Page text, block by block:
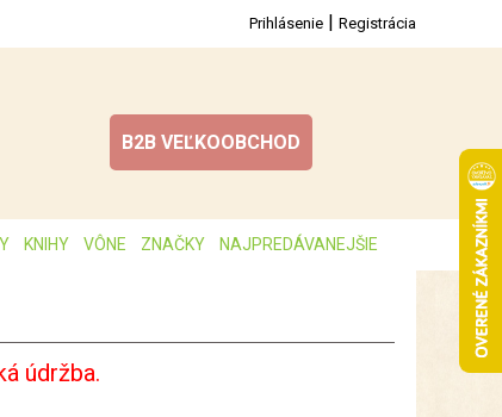
Prihlásenie | Registrácia
B2B VEĽKOOBCHOD
KNIHY VÔNE ZNAČKY NAJPREDÁVANEJŠIE
údržba.